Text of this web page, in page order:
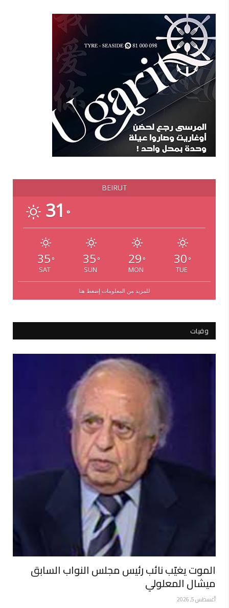
BEIRUT
31 °
35 °
SAT
35 °
SUN
29 °
MON
30 °
TUE
للمزيد من المعلومات إضغط هنا
وفيات
الموت يغيّب نائب رئيس مجلس النواب السابق
ميشال المعلولي
أغسطس 5, 2026